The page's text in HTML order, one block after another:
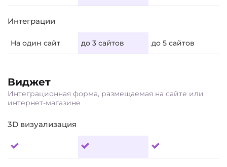
Интеграции
На один сайт до 3 сайтов до 5 сайтов
Виджет
Интеграционная форма, размещаемая на сайте или
интернет-магазине
3D визуализация